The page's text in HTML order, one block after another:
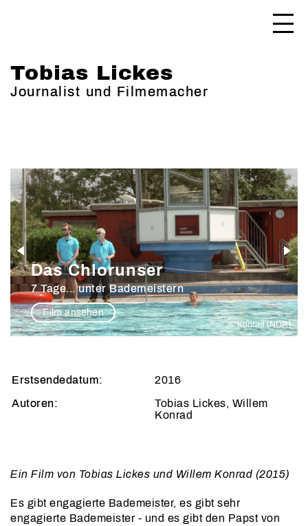
Tobias Lickes
Journalist und Filmemacher
© Konrad (NDR)
Das Chlorunser
7 Tage... unter Bademeistern
Film ansehen
Erstsendedatum:
2016
Autoren:
Tobias Lickes, Willem
Konrad
Ein Film von Tobias Lickes und Willem Konrad (2015)
Es gibt engagierte Bademeister, es gibt sehr
engagierte Bademeister - und es gibt den Papst von